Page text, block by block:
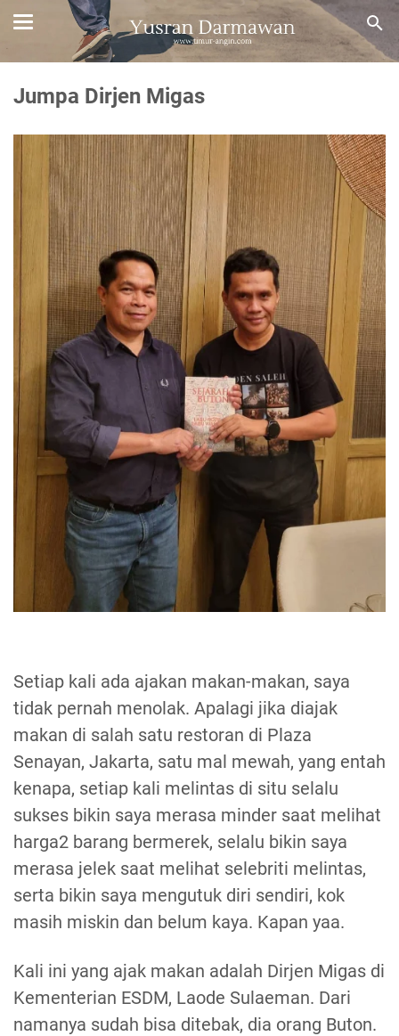
Jumpa Dirjen Migas
Setiap kali ada ajakan makan-makan, saya
tidak pernah menolak. Apalagi jika diajak
makan di salah satu restoran di Plaza
Senayan, Jakarta, satu mal mewah, yang entah
kenapa, setiap kali melintas di situ selalu
sukses bikin saya merasa minder saat melihat
harga2 barang bermerek, selalu bikin saya
merasa jelek saat melihat selebriti melintas,
serta bikin saya mengutuk diri sendiri, kok
masih miskin dan belum kaya. Kapan yaa.
Kali ini yang ajak makan adalah Dirjen Migas di
Kementerian ESDM, Laode Sulaeman. Dari
namanya sudah bisa ditebak, dia orang Buton.